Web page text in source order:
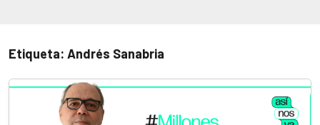
Etiqueta: Andrés Sanabria